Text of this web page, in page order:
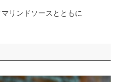
リンドソースとともに